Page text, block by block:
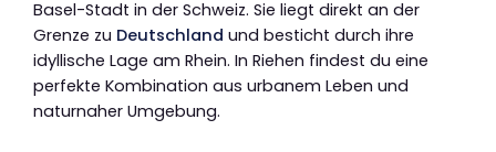
Basel-Stadt in der Schweiz. Sie liegt direkt an der
Grenze zu Deutschland und besticht durch ihre
idyllische Lage am Rhein. In Riehen findest du eine
perfekte Kombination aus urbanem Leben und
naturnaher Umgebung.